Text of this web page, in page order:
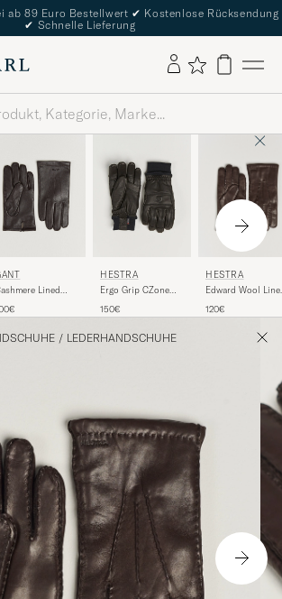
ab 89 Euro Bestellwert ✔ Kostenlose Rücksendung
✔ Schnelle Lieferung
Lined
HESTRA
Ergo Grip CZone
150€
HESTRA
Edward Wool
120€
/ LEDERHANDSCHUHE